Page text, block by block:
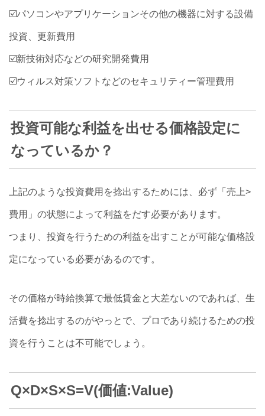
☑️パソコンやアプリケーションその他の機器に対する設備
投資、更新費用
☑️新技術対応などの研究開発費用
☑️ウィルス対策ソフトなどのセキュリティー管理費用
投資可能な利益を出せる価格設定に
なっているか？
上記のような投資費用を捻出するためには、必ず「売上>
費用」の状態によって利益をだす必要があります。
つまり、投資を行うための利益を出すことが可能な価格設
定になっている必要があるのです。
その価格が時給換算で最低賃金と大差ないのであれば、生
活費を捻出するのがやっとで、プロであり続けるための投
資を行うことは不可能でしょう。
Q×D×S×S=V(価値:Value)